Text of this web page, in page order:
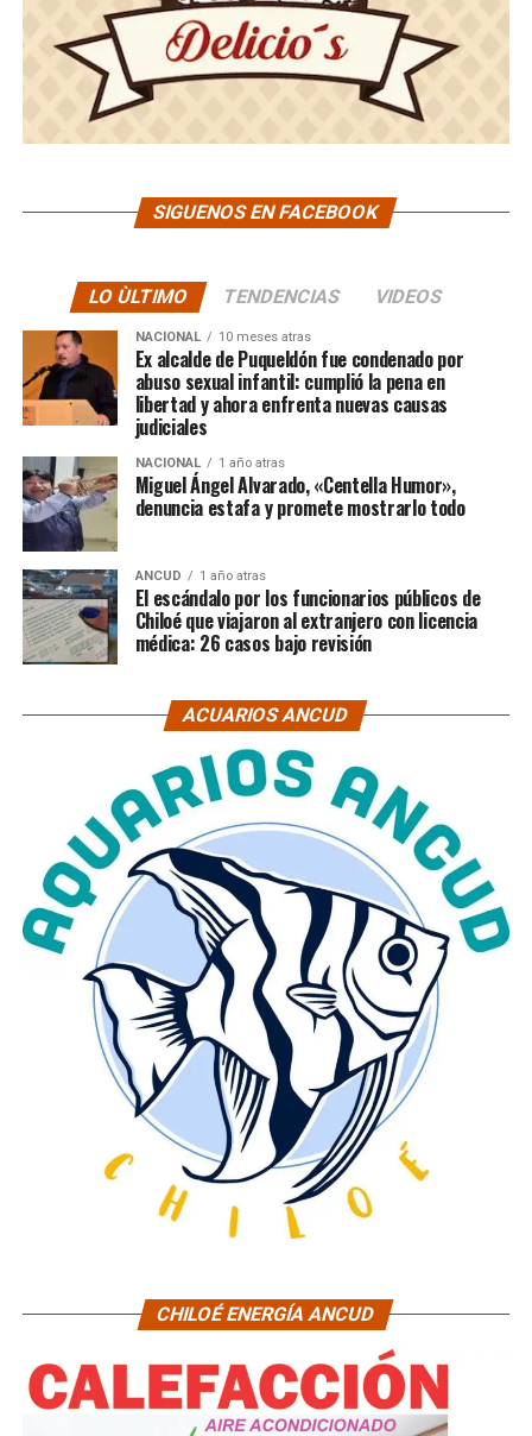
SIGUENOS EN FACEBOOK
LO ÙLTIMO TENDENCIAS VIDEOS
NACIONAL 10 meses atras
Ex alcalde de Puqueldón fue condenado por
abuso sexual infantil: cumplió la pena en
libertad y ahora enfrenta nuevas causas
judiciales
NACIONAL 1 año atras
Miguel Ángel Alvarado, «Centella Humor»,
denuncia estafa y promete mostrarlo todo
ANCUD 1 año atras
El escándalo por los funcionarios públicos de
Chiloé que viajaron al extranjero con licencia
médica: 26 casos bajo revisión
ACUARIOS ANCUD
CHILOÉ ENERGÍA ANCUD